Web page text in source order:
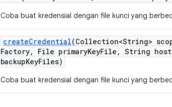
Coba buat kredensial dengan file kunci yang
createCredential(Collection<String>
Factory, File primaryKeyFile , String host
backupKeyFiles)
Coba buat kredensial dengan file kunci yang